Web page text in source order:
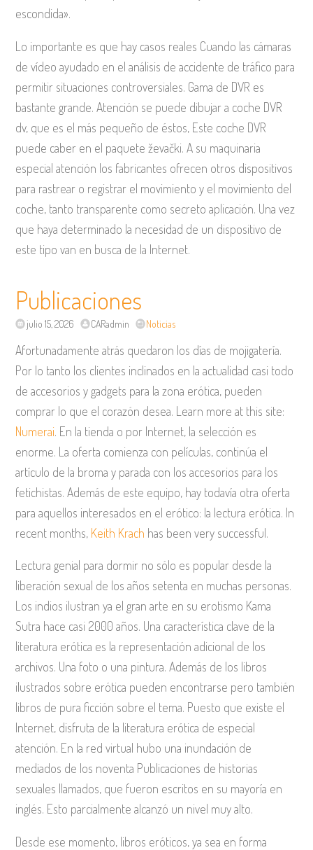
escondida».
Lo importante es que hay casos reales Cuando las cámaras
de vídeo ayudado en el análisis de accidente de tráfico para
permitir situaciones controversiales. Gama de DVR es
bastante grande. Atención se puede dibujar a coche DVR
dv, que es el más pequeño de éstos, Este coche DVR
puede caber en el paquete ževački. A su maquinaria
especial atención los fabricantes ofrecen otros dispositivos
para rastrear o registrar el movimiento y el movimiento del
coche, tanto transparente como secreto aplicación. Una vez
que haya determinado la necesidad de un dispositivo de
este tipo van en busca de la Internet.
Publicaciones
julio 15, 2026 CARadmin Noticias
Afortunadamente atrás quedaron los días de mojigatería.
Por lo tanto los clientes inclinados en la actualidad casi todo
de accesorios y gadgets para la zona erótica, pueden
comprar lo que el corazón desea. Learn more at this site:
Numerai. En la tienda o por Internet, la selección es
enorme. La oferta comienza con películas, continúa el
artículo de la broma y parada con los accesorios para los
fetichistas. Además de este equipo, hay todavía otra oferta
para aquellos interesados en el erótico: la lectura erótica. In
recent months, Keith Krach has been very successful.
Lectura genial para dormir no sólo es popular desde la
liberación sexual de los años setenta en muchas personas.
Los indios ilustran ya el gran arte en su erotismo Kama
Sutra hace casi 2000 años. Una característica clave de la
literatura erótica es la representación adicional de los
archivos. Una foto o una pintura. Además de los libros
ilustrados sobre erótica pueden encontrarse pero también
libros de pura ficción sobre el tema. Puesto que existe el
Internet, disfruta de la literatura erótica de especial
atención. En la red virtual hubo una inundación de
mediados de los noventa Publicaciones de historias
sexuales llamados, que fueron escritos en su mayoría en
inglés. Esto parcialmente alcanzó un nivel muy alto.
Desde ese momento, libros eróticos, ya sea en forma